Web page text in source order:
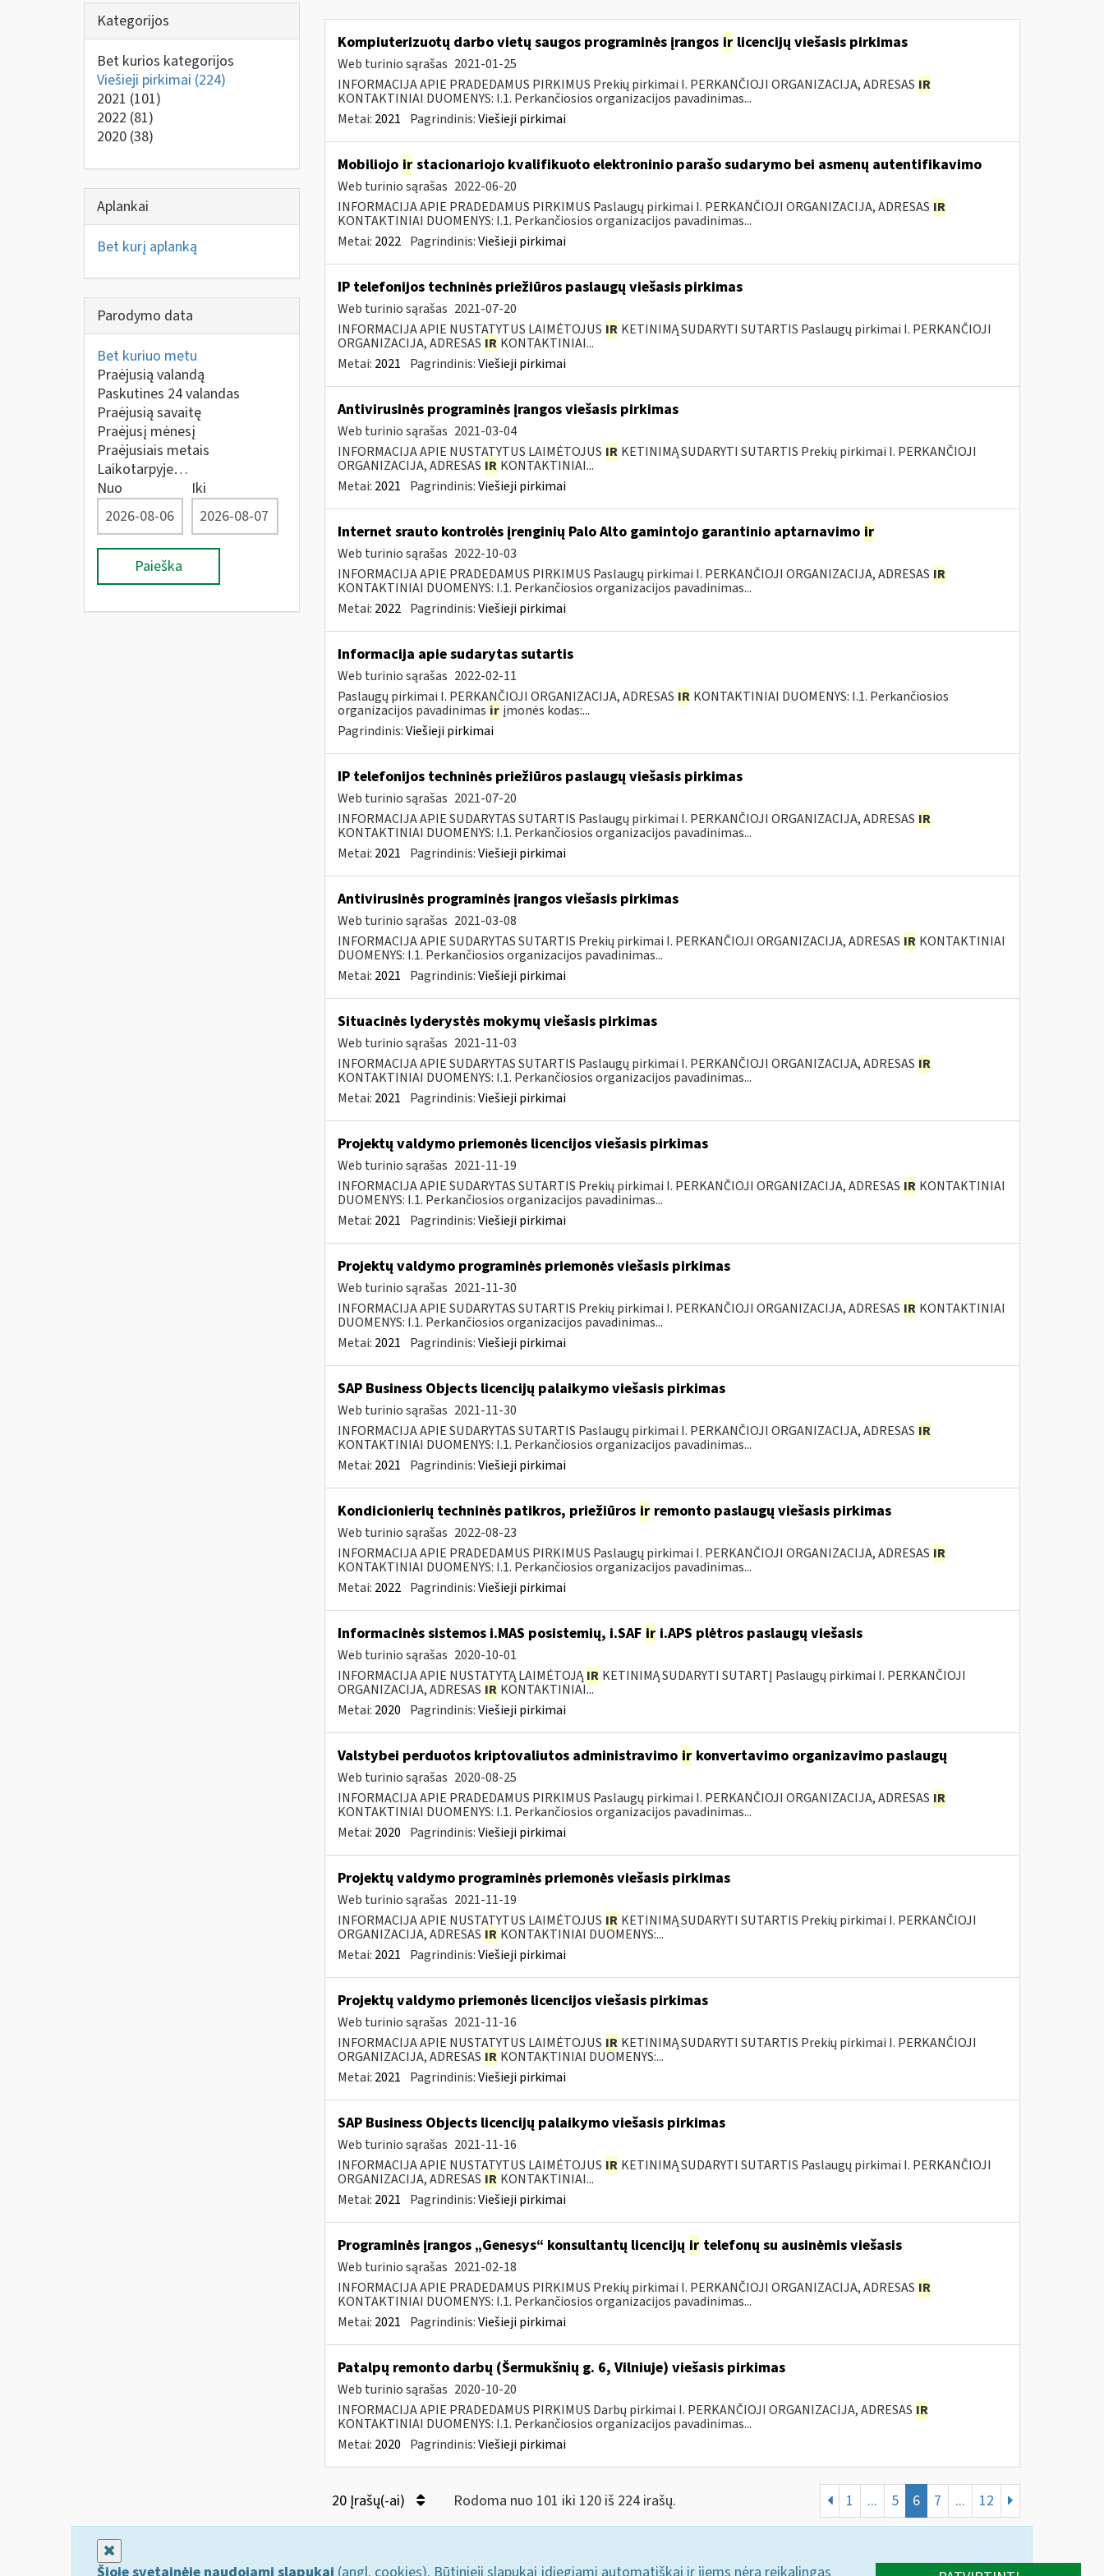
Kategorijos
Bet kurios kategorijos
Viešieji pirkimai (224)
2021 (101)
2022 (81)
2020 (38)
Aplankai
Bet kurį aplanką
Parodymo data
Bet kuriuo metu
Praėjusią valandą
Paskutines 24 valandas
Praėjusią savaitę
Praėjusį mėnesį
Praėjusiais metais
Laikotarpyje…
Nuo
Iki
Paieška
Kompiuterizuotų darbo vietų saugos programinės įrangos irlicencijų viešasis pirkimas
Web turinio sąrašas 2021-01-25
INFORMACIJA APIE PRADEDAMUS PIRKIMUS Prekių pirkimai I. PERKANČIOJI ORGANIZACIJA, ADRESAS IR
KONTAKTINIAI DUOMENYS: I.1. Perkančiosios organizacijos pavadinimas...
Metai: 2021 Pagrindinis:Viešieji pirkimai
Mobiliojo irstacionariojo kvalifikuoto elektroninio parašo sudarymo bei asmenų autentifikavimo
Web turinio sąrašas 2022-06-20
INFORMACIJA APIE PRADEDAMUS PIRKIMUS Paslaugų pirkimai I. PERKANČIOJI ORGANIZACIJA, ADRESAS IR
KONTAKTINIAI DUOMENYS: I.1. Perkančiosios organizacijos pavadinimas...
Metai: 2022 Pagrindinis:Viešieji pirkimai
IP telefonijos techninės priežiūros paslaugų viešasis pirkimas
Web turinio sąrašas 2021-07-20
INFORMACIJA APIE NUSTATYTUS LAIMĖTOJUS IR KETINIMĄ SUDARYTI SUTARTIS Paslaugų pirkimai I. PERKANČIOJI
ORGANIZACIJA, ADRESAS IR KONTAKTINIAI...
Metai: 2021 Pagrindinis:Viešieji pirkimai
Antivirusinės programinės įrangos viešasis pirkimas
Web turinio sąrašas 2021-03-04
INFORMACIJA APIE NUSTATYTUS LAIMĖTOJUS IR KETINIMĄ SUDARYTI SUTARTIS Prekių pirkimai I. PERKANČIOJI
ORGANIZACIJA, ADRESAS IR KONTAKTINIAI...
Metai: 2021 Pagrindinis:Viešieji pirkimai
Internet srauto kontrolės įrenginių Palo Alto gamintojo garantinio aptarnavimo ir
Web turinio sąrašas 2022-10-03
INFORMACIJA APIE PRADEDAMUS PIRKIMUS Paslaugų pirkimai I. PERKANČIOJI ORGANIZACIJA, ADRESAS IR
KONTAKTINIAI DUOMENYS: I.1. Perkančiosios organizacijos pavadinimas...
Metai: 2022 Pagrindinis:Viešieji pirkimai
Informacija apie sudarytas sutartis
Web turinio sąrašas 2022-02-11
Paslaugų pirkimai I. PERKANČIOJI ORGANIZACIJA, ADRESAS IR KONTAKTINIAI DUOMENYS: I.1. Perkančiosios
organizacijos pavadinimas ir įmonės kodas:...
Pagrindinis:Viešieji pirkimai
IP telefonijos techninės priežiūros paslaugų viešasis pirkimas
Web turinio sąrašas 2021-07-20
INFORMACIJA APIE SUDARYTAS SUTARTIS Paslaugų pirkimai I. PERKANČIOJI ORGANIZACIJA, ADRESAS IR
KONTAKTINIAI DUOMENYS: I.1. Perkančiosios organizacijos pavadinimas...
Metai: 2021 Pagrindinis:Viešieji pirkimai
Antivirusinės programinės įrangos viešasis pirkimas
Web turinio sąrašas 2021-03-08
INFORMACIJA APIE SUDARYTAS SUTARTIS Prekių pirkimai I. PERKANČIOJI ORGANIZACIJA, ADRESAS IR KONTAKTINIAI
DUOMENYS: I.1. Perkančiosios organizacijos pavadinimas...
Metai: 2021 Pagrindinis:Viešieji pirkimai
Situacinės lyderystės mokymų viešasis pirkimas
Web turinio sąrašas 2021-11-03
INFORMACIJA APIE SUDARYTAS SUTARTIS Paslaugų pirkimai I. PERKANČIOJI ORGANIZACIJA, ADRESAS IR
KONTAKTINIAI DUOMENYS: I.1. Perkančiosios organizacijos pavadinimas...
Metai: 2021 Pagrindinis:Viešieji pirkimai
Projektų valdymo priemonės licencijos viešasis pirkimas
Web turinio sąrašas 2021-11-19
INFORMACIJA APIE SUDARYTAS SUTARTIS Prekių pirkimai I. PERKANČIOJI ORGANIZACIJA, ADRESAS IR KONTAKTINIAI
DUOMENYS: I.1. Perkančiosios organizacijos pavadinimas...
Metai: 2021 Pagrindinis:Viešieji pirkimai
Projektų valdymo programinės priemonės viešasis pirkimas
Web turinio sąrašas 2021-11-30
INFORMACIJA APIE SUDARYTAS SUTARTIS Prekių pirkimai I. PERKANČIOJI ORGANIZACIJA, ADRESAS IR KONTAKTINIAI
DUOMENYS: I.1. Perkančiosios organizacijos pavadinimas...
Metai: 2021 Pagrindinis:Viešieji pirkimai
SAP Business Objects licencijų palaikymo viešasis pirkimas
Web turinio sąrašas 2021-11-30
INFORMACIJA APIE SUDARYTAS SUTARTIS Paslaugų pirkimai I. PERKANČIOJI ORGANIZACIJA, ADRESAS IR
KONTAKTINIAI DUOMENYS: I.1. Perkančiosios organizacijos pavadinimas...
Metai: 2021 Pagrindinis:Viešieji pirkimai
Kondicionierių techninės patikros, priežiūros irremonto paslaugų viešasis pirkimas
Web turinio sąrašas 2022-08-23
INFORMACIJA APIE PRADEDAMUS PIRKIMUS Paslaugų pirkimai I. PERKANČIOJI ORGANIZACIJA, ADRESAS IR
KONTAKTINIAI DUOMENYS: I.1. Perkančiosios organizacijos pavadinimas...
Metai: 2022 Pagrindinis:Viešieji pirkimai
Informacinės sistemos i.MAS posistemių, i.SAF iri.APS plėtros paslaugų viešasis
Web turinio sąrašas 2020-10-01
INFORMACIJA APIE NUSTATYTĄ LAIMĖTOJĄIR KETINIMĄ SUDARYTI SUTARTĮ Paslaugų pirkimai I. PERKANČIOJI
ORGANIZACIJA, ADRESAS IR KONTAKTINIAI...
Metai: 2020 Pagrindinis:Viešieji pirkimai
Valstybei perduotos kriptovaliutos administravimo irkonvertavimo organizavimo paslaugų
Web turinio sąrašas 2020-08-25
INFORMACIJA APIE PRADEDAMUS PIRKIMUS Paslaugų pirkimai I. PERKANČIOJI ORGANIZACIJA, ADRESAS IR
KONTAKTINIAI DUOMENYS: I.1. Perkančiosios organizacijos pavadinimas...
Metai: 2020 Pagrindinis:Viešieji pirkimai
Projektų valdymo programinės priemonės viešasis pirkimas
Web turinio sąrašas 2021-11-19
INFORMACIJA APIE NUSTATYTUS LAIMĖTOJUS IR KETINIMĄ SUDARYTI SUTARTIS Prekių pirkimai I. PERKANČIOJI
ORGANIZACIJA, ADRESAS IR KONTAKTINIAI DUOMENYS:...
Metai: 2021 Pagrindinis:Viešieji pirkimai
Projektų valdymo priemonės licencijos viešasis pirkimas
Web turinio sąrašas 2021-11-16
INFORMACIJA APIE NUSTATYTUS LAIMĖTOJUS IR KETINIMĄ SUDARYTI SUTARTIS Prekių pirkimai I. PERKANČIOJI
ORGANIZACIJA, ADRESAS IR KONTAKTINIAI DUOMENYS:...
Metai: 2021 Pagrindinis:Viešieji pirkimai
SAP Business Objects licencijų palaikymo viešasis pirkimas
Web turinio sąrašas 2021-11-16
INFORMACIJA APIE NUSTATYTUS LAIMĖTOJUS IR KETINIMĄ SUDARYTI SUTARTIS Paslaugų pirkimai I. PERKANČIOJI
ORGANIZACIJA, ADRESAS IR KONTAKTINIAI...
Metai: 2021 Pagrindinis:Viešieji pirkimai
Programinės įrangos „Genesys“ konsultantų licencijų irtelefonų su ausinėmis viešasis
Web turinio sąrašas 2021-02-18
INFORMACIJA APIE PRADEDAMUS PIRKIMUS Prekių pirkimai I. PERKANČIOJI ORGANIZACIJA, ADRESAS IR
KONTAKTINIAI DUOMENYS: I.1. Perkančiosios organizacijos pavadinimas...
Metai: 2021 Pagrindinis:Viešieji pirkimai
Patalpų remonto darbų (Šermukšnių g. 6, Vilniuje) viešasis pirkimas
Web turinio sąrašas 2020-10-20
INFORMACIJA APIE PRADEDAMUS PIRKIMUS Darbų pirkimai I. PERKANČIOJI ORGANIZACIJA, ADRESAS IR
KONTAKTINIAI DUOMENYS: I.1. Perkančiosios organizacijos pavadinimas...
Metai: 2020 Pagrindinis:Viešieji pirkimai
20 Įrašų(-ai) Rodoma nuo 101 iki 120 iš 224 irašų. 1 ... 5 6 7 ... 12